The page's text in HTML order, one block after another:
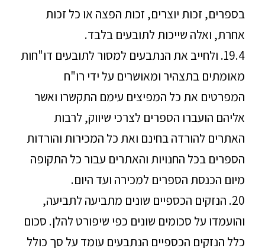
בספרים, זכות יוצרים, זכות הפצה או כל זכות
אחרת, ואלה שייכות לתובעים בלבד.
19.4. ולחייב את הנתבעים למסור לתובעים דו"חות
מאומתים בתצהיר ומאושרים על ידי רו"ח
המפרטים את כל המפיצים עימם התקשרו ואשר
אליהם הועברו הספרים לצרכי שיווק, לרבות
האתרים להורדה בחינם ואת כל המכירות והורדות
הספרים בכל החנויות והאתרים עבור כל התקופה
מיום הכנסת הספרים למכירה ועד היום.
20. הנזקים הכספיים שונים מתביעה לתביעה,
והועמדו על סכומים שונים כפי שיפורט להלן. סכום
כלל הנזקים הכספיים הנתבעים עומד על סך כולל